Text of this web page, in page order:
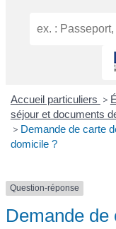
Accueil particuliers >
séjour et documents
> Demande de carte
domicile ?
Question-réponse
Demande de